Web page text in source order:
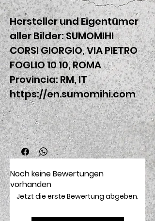
Hersteller und Eigentümer
aller Bilder: SUMOMIHI
CORSI GIORGIO, VIA PIETRO
FOGLIO 10 10, ROMA
Provincia: RM, IT
https://en.sumomihi.com
Noch keine Bewertungen
vorhanden
Jetzt die erste Bewertung abgeben.